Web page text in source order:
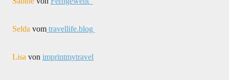
Selda vomtravellife.blog
Lisavon imprintmytravel